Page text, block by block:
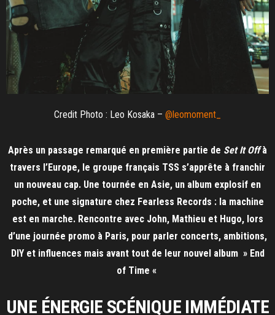
Credit Photo : Leo Kosaka – @leomoment_
Après un passage remarqué en première partie de Set It Offà
travers l’Europe, le groupe français TSS s’apprête à franchir
un nouveau cap. Une tournée en Asie, un album explosif en
poche, et une signature chez Fearless Records : la machine
est en marche. Rencontre avec John, Mathieu et Hugo, lors
d’une journée promo à Paris, pour parler concerts, ambitions,
DIY et influences mais avant tout de leur nouvel album » End
of Time «
UNE ÉNERGIE SCÉNIQUE IMMÉDIATE